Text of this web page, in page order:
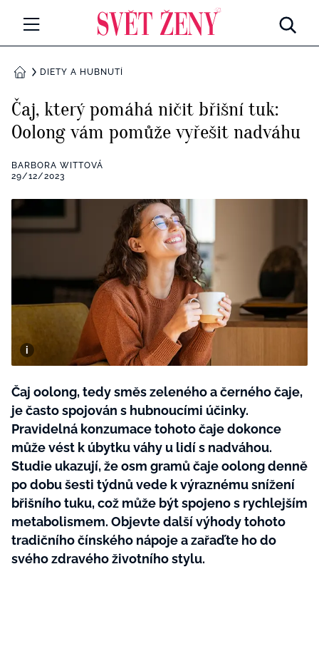
CELEBRITY
Všechny kategorie
RETROHUBKY
PSYCHOLOGIE
Všechny kategorie
ZDRAVÍ
Všechny kategorie
Všechny kategorie
Testy a kvízy
BYDLENÍ
Všechny kategorie
Tvoření
Rady a tipy
BurdaMedia
Extra
SVĚT ŽENY - 599 KČ
ROČNÍ PŘEDPLATNÉ SVĚT ŽENY +
SADA PRODUKTŮ MANA (10 ks)
DOMŮDIETY A HUBNUTÍ
Čaj, který pomáhá ničit břišní tuk:
Oolong vám pomůže vyřešit nadváhu
BARBORA WITTOVÁ
29/12/2023
Čaj oolong, tedy směs zeleného a černého čaje,
je často spojován s hubnoucími účinky.
Pravidelná konzumace tohoto čaje dokonce
může vést k úbytku váhy u lidí s nadváhou.
Studie ukazují, že osm gramů čaje oolong denně
po dobu šesti týdnů vede k výraznému snížení
břišního tuku, což může být spojeno s rychlejším
metabolismem. Objevte další výhody tohoto
tradičního čínského nápoje a zařaďte ho do
svého zdravého životního stylu.